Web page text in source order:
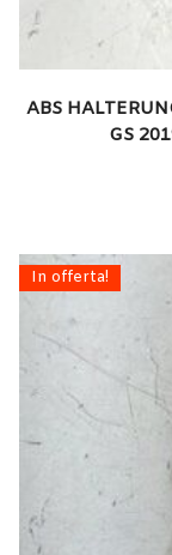
ABS
GS
In offerta!